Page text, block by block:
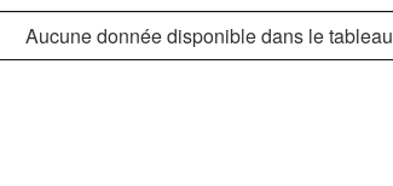
Aucune donnée disponible dans le tableau